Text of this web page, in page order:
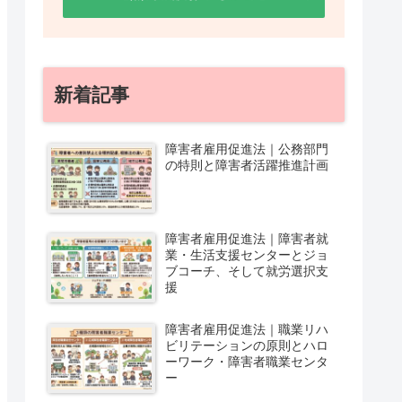
新着記事
障害者雇用促進法｜公務部門
の特則と障害者活躍推進計画
障害者雇用促進法｜障害者就
業・生活支援センターとジョ
ブコーチ、そして就労選択支
援
障害者雇用促進法｜職業リハ
ビリテーションの原則とハロ
ーワーク・障害者職業センタ
ー